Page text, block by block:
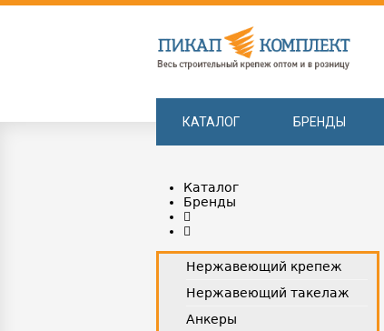
КАТАЛОГ БРЕНДЫ
Каталог
Бренды
Нержавеющий крепеж
Нержавеющий такелаж
Анкеры